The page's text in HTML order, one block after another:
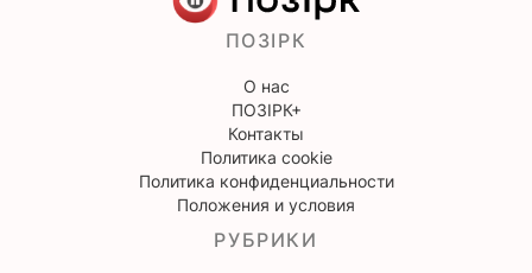
ПОЗІРК
О нас
ПОЗІРК+
Контакты
Политика cookie
Политика конфиденциальности
Положения и условия
РУБРИКИ